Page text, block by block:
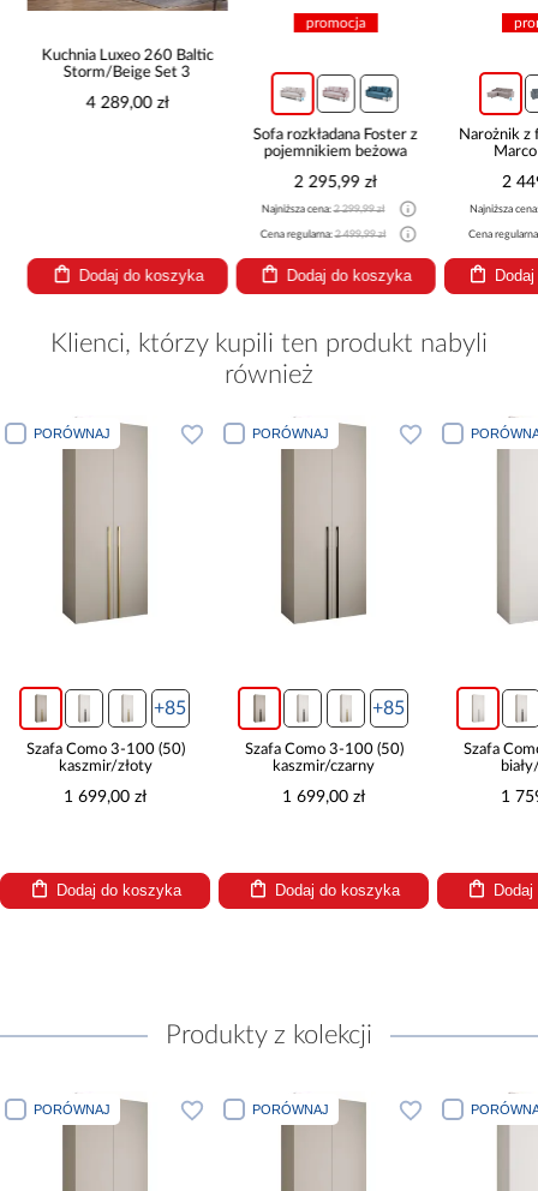
Kuchnia Luxeo 260 Baltic
Storm/Beige Set 3
4 289,00 zł
Dodaj do koszyka
promocja
Sofa rozkładana Foster z
pojemnikiem beżowa
2 295,99 zł
Najniższa cena:2 299,99 zł
Cena regularna:2 499,99 zł
Dodaj do koszyka
Narożnik z
2
Najniższa
Cena
Klienci, którzy kupili ten produkt nabyli
również
PORÓWNAJ
+85
Szafa Como 3-100 (50)
kaszmir/złoty
1 699,00 zł
Dodaj do koszyka
PORÓWNAJ
+85
Szafa Como 3-100 (50)
kaszmir/czarny
1 699,00 zł
Dodaj do koszyka
Szafa
1
Produkty z kolekcji
PORÓWNAJ PORÓWNAJ